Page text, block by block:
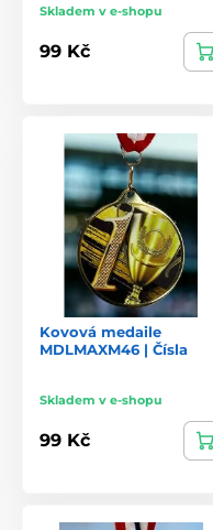
Skladem v e-shopu
99 Kč
Kovová medaile
MDLMAXM46 | Čísla
Skladem v e-shopu
99 Kč